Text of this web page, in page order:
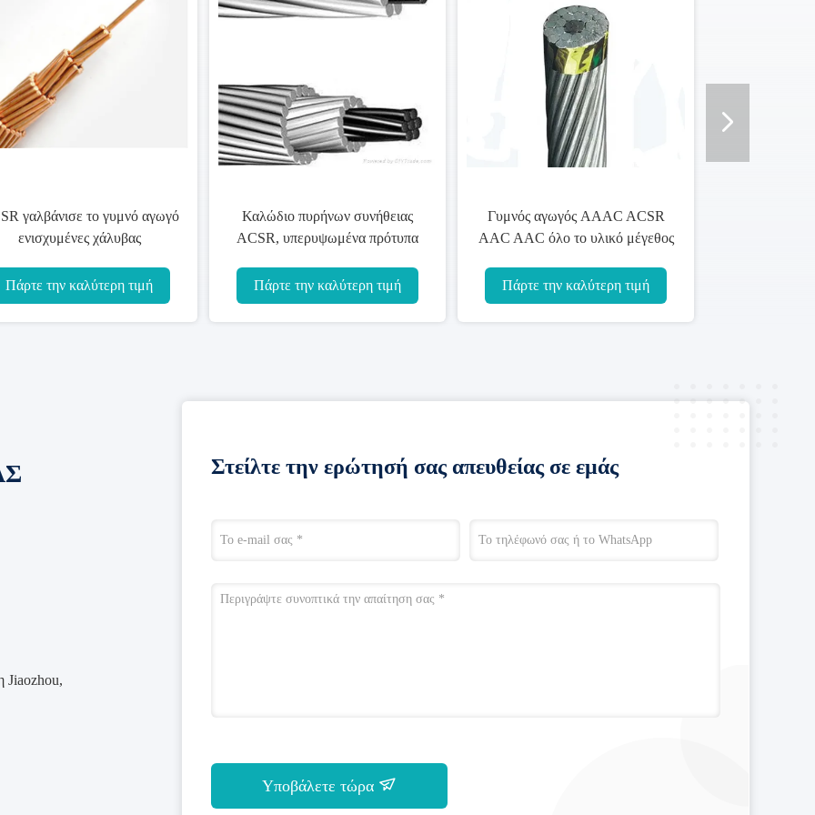
Τραπεζοειδές καλώδιο cOem,
όλος ο αγωγός ACCC κραμάτων
εγκεκριμένο
Πάρτε την καλύτερη τιμή
Στρογγυλός γυμνός αγωγός
AAAC 6201-T81 καλωδίων για
μετάδοσης δύναμης
Πάρτε την καλύτερη τιμή
Συμένος AAC Daffodil
μέγεθος 4-1000mm2 αγωγών
Jiaozhou,
Στείλτε την ερώτησή σας απευθείας σε εμάς
Υποβάλετε τώρα